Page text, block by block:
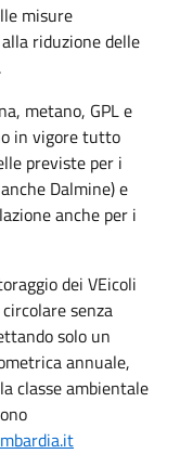
misure
riduzione delle
metano, GPL e
in vigore tutto
previste per i
Dalmine) e
anche per i
dei VEicoli
senza
solo un
annuale,
classe ambientale